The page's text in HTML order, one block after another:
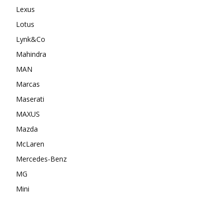
Lexus
Lotus
Lynk&Co
Mahindra
MAN
Marcas
Maserati
MAXUS
Mazda
McLaren
Mercedes-Benz
MG
Mini